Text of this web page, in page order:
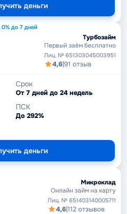
деньги
до 7 дней
Турбозайм
Первый заём бесплатно
Лиц. № 651303045003951
4,6|91 отзыв
Срок
От 7 дней до 24 недель
ПСК
До 292%
деньги
Микроклад
Онлайн займ на карту
Лиц. № 651403140005711
4,6|112 отзывов